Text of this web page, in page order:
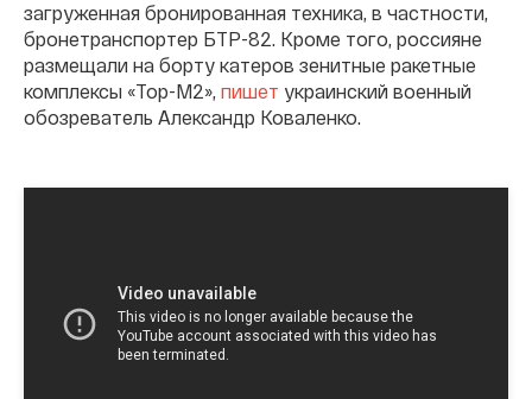
загруженная бронированная техника, в частности,
бронетранспортер БТР-82. Кроме того, россияне
размещали на борту катеров зенитные ракетные
комплексы «Тор-М2», пишет украинский военный
обозреватель Александр Коваленко.